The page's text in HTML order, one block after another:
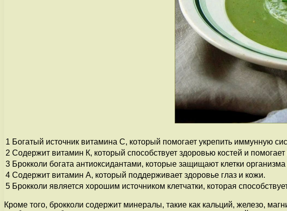
1 Богатый источник витамина C, который помогает укрепить иммунную
2 Содержит витамин К, который способствует здоровью костей и
3 Брокколи богата антиоксидантами, которые защищают клетки
4 Содержит витамин А, который поддерживает здоровье глаз и кожи.
5 Брокколи является хорошим источником клетчатки, которая
Кроме того, брокколи содержит минералы, такие как кальций, железо,